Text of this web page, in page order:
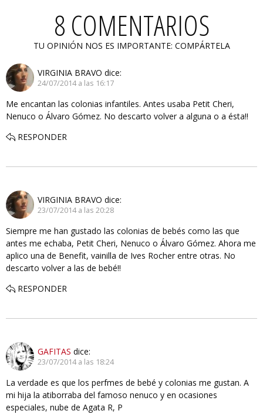
8 COMENTARIOS
TU OPINIÓN NOS ES IMPORTANTE: COMPÁRTELA
VIRGINIA BRAVO dice:
24/07/2014 a las 16:17
Me encantan las colonias infantiles. Antes usaba Petit Cheri,
Nenuco o Álvaro Gómez. No descarto volver a alguna o a ésta!!
RESPONDER
VIRGINIA BRAVO dice:
23/07/2014 a las 20:28
Siempre me han gustado las colonias de bebés como las que
antes me echaba, Petit Cheri, Nenuco o Álvaro Gómez. Ahora me
aplico una de Benefit, vainilla de Ives Rocher entre otras. No
descarto volver a las de bebé!!
RESPONDER
GAFITAS dice:
23/07/2014 a las 18:24
La verdade es que los perfmes de bebé y colonias me gustan. A
mi hija la atiborraba del famoso nenuco y en ocasiones
especiales, nube de Agata R, P